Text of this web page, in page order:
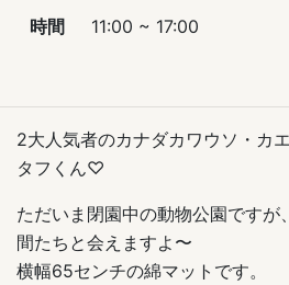
時間 11:00 ~ 17:00
2大人気者のカナダカワウソ・カ
タフくん♡
ただいま閉園中の動物公園ですが
間たちと会えますよ〜
横幅65センチの綿マットです。